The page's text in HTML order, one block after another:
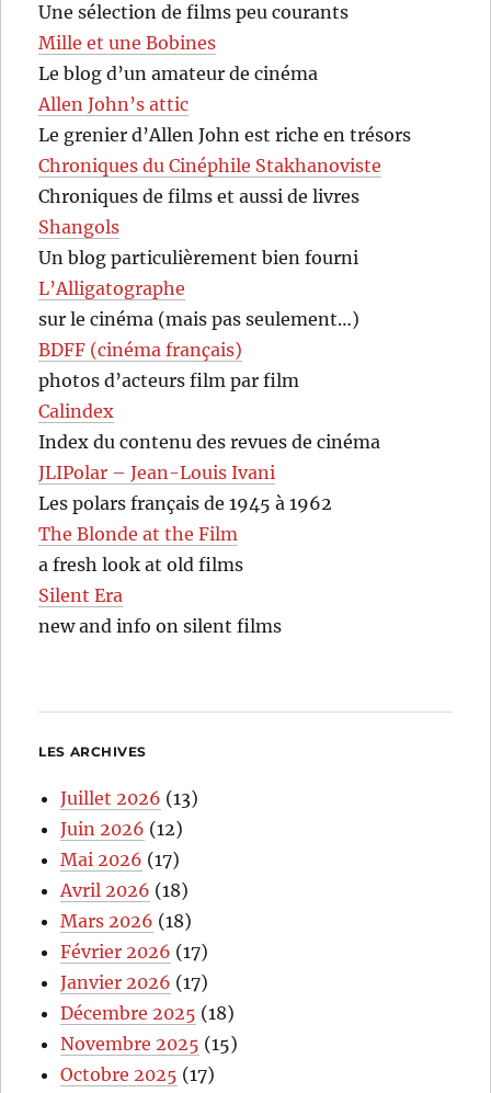
Une sélection de films peu courants
Mille et une Bobines
Le blog d’un amateur de cinéma
Allen John’s attic
Le grenier d’Allen John est riche en trésors
Chroniques du Cinéphile Stakhanoviste
Chroniques de films et aussi de livres
Shangols
Un blog particulièrement bien fourni
L’Alligatographe
sur le cinéma (mais pas seulement…)
BDFF (cinéma français)
photos d’acteurs film par film
Calindex
Index du contenu des revues de cinéma
JLIPolar – Jean-Louis Ivani
Les polars français de 1945 à 1962
The Blonde at the Film
a fresh look at old films
Silent Era
new and info on silent films
LES ARCHIVES
Juillet 2026 (13)
Juin 2026 (12)
Mai 2026 (17)
Avril 2026 (18)
Mars 2026 (18)
Février 2026 (17)
Janvier 2026 (17)
Décembre 2025 (18)
Novembre 2025 (15)
Octobre 2025 (17)